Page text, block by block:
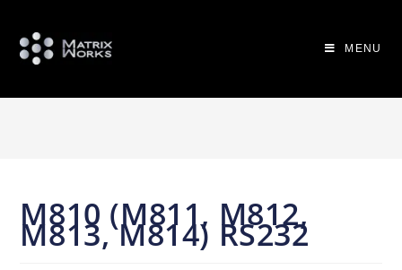
MENU
M810 (M811, M812,
M813, M814) RS232